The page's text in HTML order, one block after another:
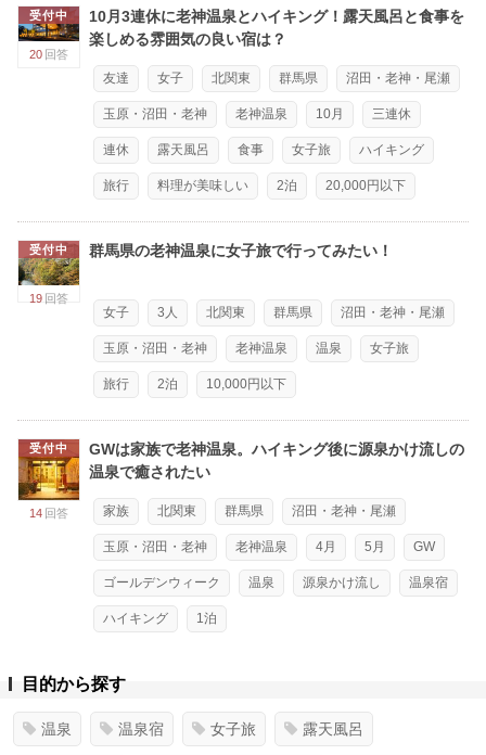
受付中
20 回答
10月3連休に老神温泉とハイキング！露天風呂と食事を
楽しめる雰囲気の良い宿は？
友達 女子 北関東 群馬県 沼田・老神・尾瀬
玉原・沼田・老神 老神温泉 10月 三連休
連休 露天風呂 食事 女子旅 ハイキング
旅行 料理が美味しい 2泊 20,000円以下
受付中
19 回答
群馬県の老神温泉に女子旅で行ってみたい！
女子 3人 北関東 群馬県 沼田・老神・尾瀬
玉原・沼田・老神 老神温泉 温泉 女子旅
旅行 2泊 10,000円以下
受付中
14 回答
GWは家族で老神温泉。ハイキング後に源泉かけ流しの
温泉で癒されたい
家族 北関東 群馬県 沼田・老神・尾瀬
玉原・沼田・老神 老神温泉 4月 5月 GW
ゴールデンウィーク 温泉 源泉かけ流し 温泉宿
ハイキング 1泊
目的から探す
温泉 温泉宿 女子旅 露天風呂